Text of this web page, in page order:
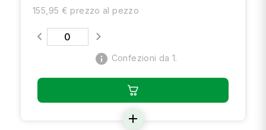
155,95 € prezzo al pezzo
info Confezioni da 1.
add